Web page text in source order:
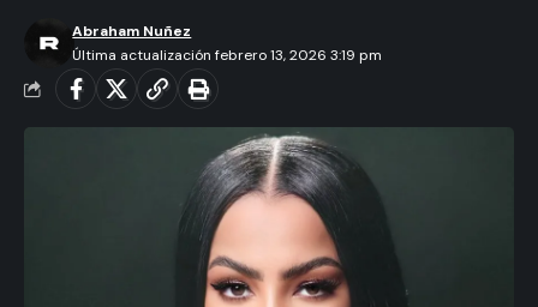
Última actualización febrero 13, 2026 3:19 pm
Abraham Nuñez